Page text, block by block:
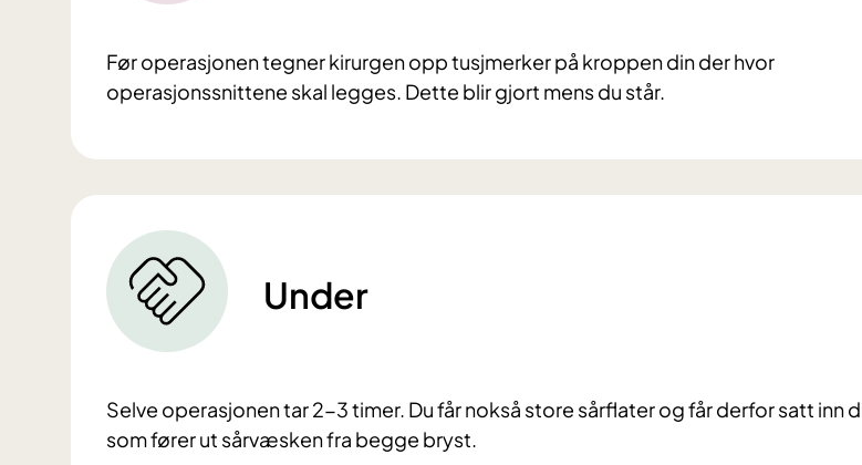
Før operasjonen tegner kirurgen opp tusjmerker på kroppen din der hvor
operasjonssnittene skal legges. Dette blir gjort mens du står.
Under
Selve operasjonen tar 2-3 timer. Du får nokså store sårflater og får derfor satt inn
som fører ut sårvæsken fra begge bryst.